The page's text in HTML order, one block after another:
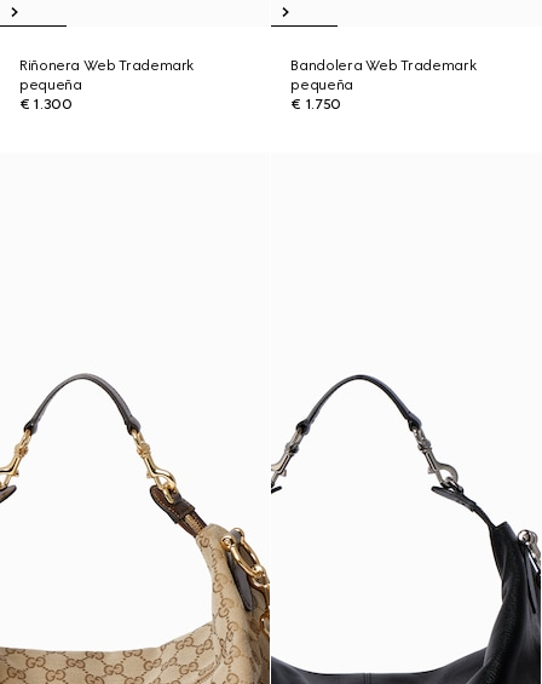
Riñonera Web Trademark
pequeña
€ 1.300
Bandolera Web Trademark
pequeña
€ 1.750